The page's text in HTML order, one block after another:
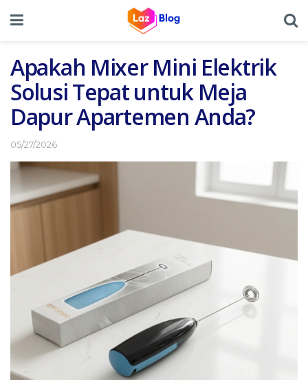
Apakah Mixer Mini Elektrik
Solusi Tepat untuk Meja
Dapur Apartemen Anda?
05/27/2026